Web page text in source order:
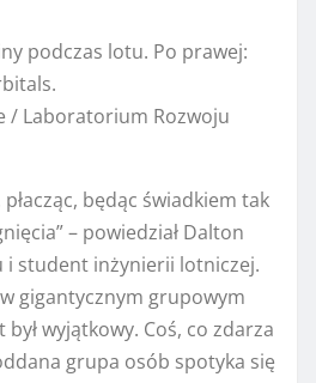
podczas lotu. Po prawej:
/ Laboratorium Rozwoju
będąc świadkiem tak
– powiedział Dalton
i student inżynierii lotniczej.
gigantycznym grupowym
wyjątkowy. Coś, co zdarza
grupa osób spotyka się